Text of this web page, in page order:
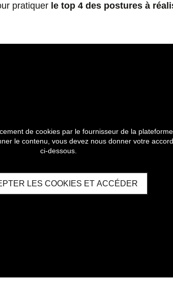
pratiquer le top 4 des postures à
de cookies par le fournisseur de la
le contenu, vous devez nous donner votre
ci-dessous.
LES COOKIES ET ACCÉDER